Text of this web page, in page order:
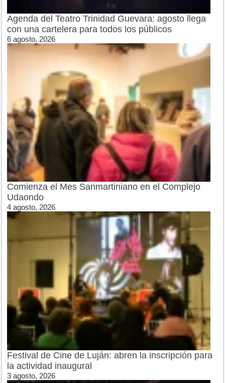
Agenda del Teatro Trinidad Guevara: agosto llega
con una cartelera para todos los públicos
6 agosto, 2026
Comienza el Mes Sanmartiniano en el Complejo
Udaondo
4 agosto, 2026
Festival de Cine de Luján: abren la inscripción para
la actividad inaugural
3 agosto, 2026